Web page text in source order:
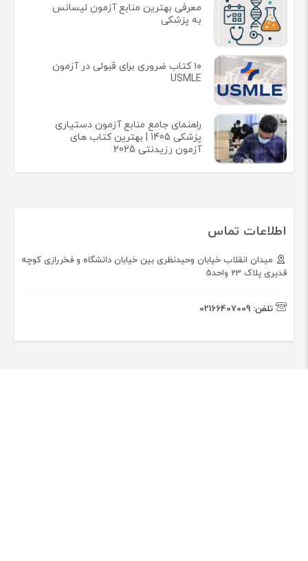
معرفی بهترین منابع آزمون لیسانس
به پزشکی
۱۰ کتاب ضروری برای قبولی در آزمون
USMLE
راهنمای جامع منابع آزمون دستیاری
پزشکی 1405 | بهترین کتاب های
آزمون رزیدنتی 2025
اطلاعات تماس
میدان انقلاب خیابان وحیدنظری بین خیابان دانشگاه و فخررازی کوچه
قدیری پلاک 23 واحد5
تلفن: 02166407009